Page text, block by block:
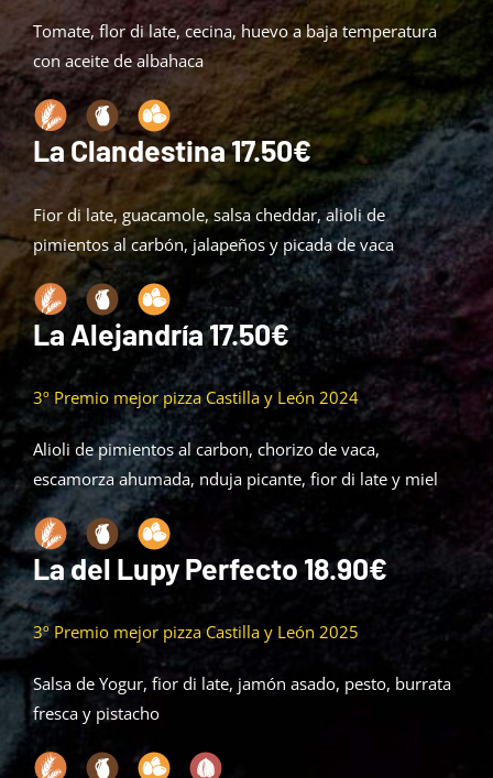
Tomate, flor di late, cecina, huevo a baja temperatura
con aceite de albahaca
La Clandestina 17.50€
Fior di late, guacamole, salsa cheddar, alioli de
pimientos al carbón, jalapeños y picada de vaca
La Alejandría 17.50€
3º Premio mejor pizza Castilla y León 2024
Alioli de pimientos al carbon, chorizo de vaca,
escamorza ahumada, nduja picante,fiordi late y miel
La del Lupy Perfecto 18.90€
3º Premio mejor pizza Castilla y León 2025
Salsa de Yogur, fiordi late, jamón asado, pesto, burrata
fresca y pistacho